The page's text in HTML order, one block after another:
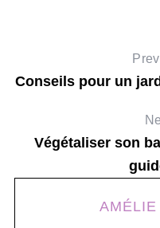
Conseils pour un
Végétaliser son
AMÉLIE